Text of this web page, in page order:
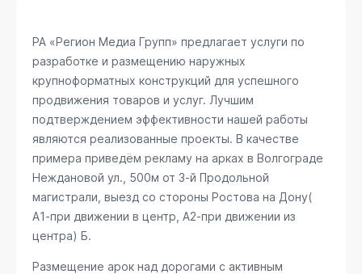
РА «Регион Медиа Групп» предлагает услуги по
разработке и размещению наружных
крупноформатных конструкций для успешного
продвижения товаров и услуг. Лучшим
подтверждением эффективности нашей работы
являются реализованные проекты. В качестве
примера приведём рекламу на арках в Волгограде
Неждановой ул., 500м от 3-й Продольной
магистрали, выезд со стороны Ростова на Дону(
А1-при движении в центр, А2-при движении из
центра) Б.
Размещение арок над дорогами с активным